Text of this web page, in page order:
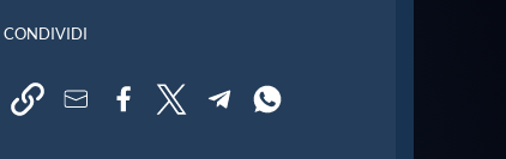
CONDIVIDI